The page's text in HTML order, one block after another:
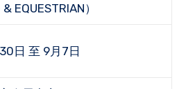
& EQUESTRIAN）
日 至 9月7日